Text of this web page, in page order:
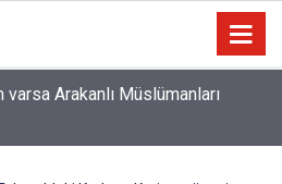
veren en eski 5 kütüphanesi